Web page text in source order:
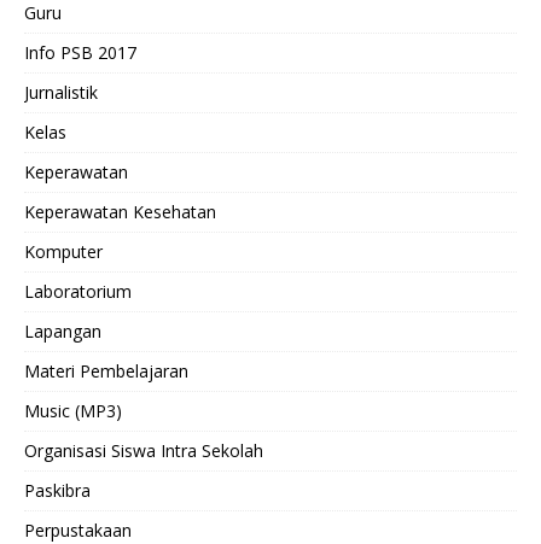
Guru
Info PSB 2017
Jurnalistik
Kelas
Keperawatan
Keperawatan Kesehatan
Komputer
Laboratorium
Lapangan
Materi Pembelajaran
Music (MP3)
Organisasi Siswa Intra Sekolah
Paskibra
Perpustakaan